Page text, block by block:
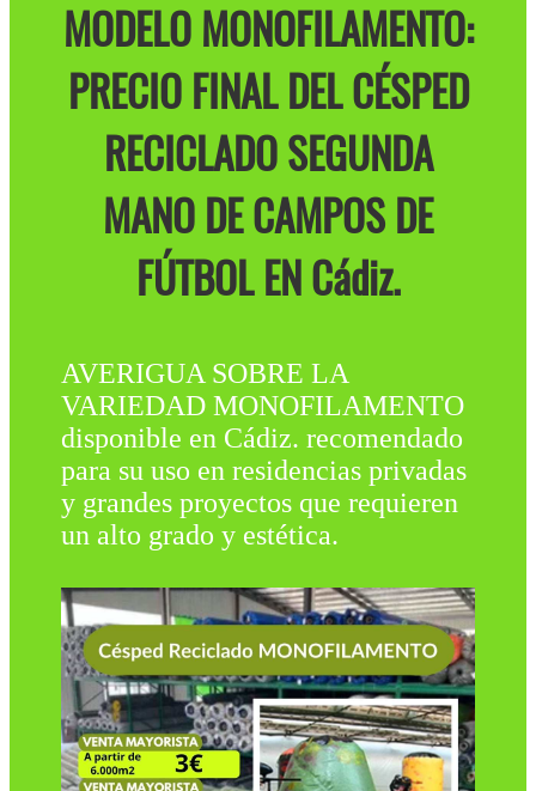
MODELO MONOFILAMENTO:
PRECIO FINAL DEL CÉSPED
RECICLADO SEGUNDA
MANO DE CAMPOS DE
FÚTBOL EN Cádiz.
AVERIGUA SOBRE LA
VARIEDAD MONOFILAMENTO
disponible en Cádiz. recomendado
para su uso en residencias privadas
y grandes proyectos que requieren
un alto grado y estética.